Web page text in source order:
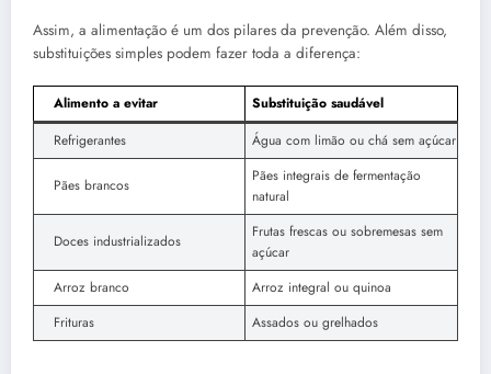
Assim, a alimentação é um dos pilares da prevenção. Além disso,
substituições simples podem fazer toda a diferença:
Alimento a evitar
Substituição saudável
Refrigerantes
Água com limão ou chá sem açúcar
Pães brancos
Pães integrais de fermentação
natural
Doces industrializados
Frutas frescas ou sobremesas sem
açúcar
Arroz branco
Arroz integral ou quinoa
Frituras
Assados ou grelhados